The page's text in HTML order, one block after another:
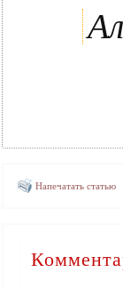
Напечатать статью